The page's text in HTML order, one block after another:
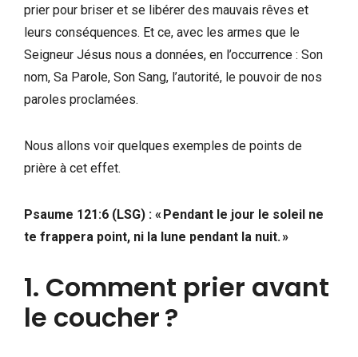
prier pour briser et se libérer des mauvais rêves et
leurs conséquences. Et ce, avec les armes que le
Seigneur Jésus nous a données, en l’occurrence : Son
nom, Sa Parole, Son Sang, l’autorité, le pouvoir de nos
paroles proclamées.
Nous allons voir quelques exemples de points de
prière à cet effet.
Psaume 121:6 (LSG) : « Pendant le jour le soleil ne
te frappera point, ni la lune pendant la nuit. »
1. Comment prier avant
le coucher ?